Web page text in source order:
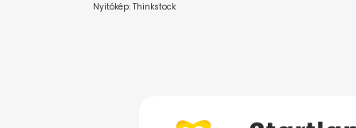
Nyitókép: Thinkstock